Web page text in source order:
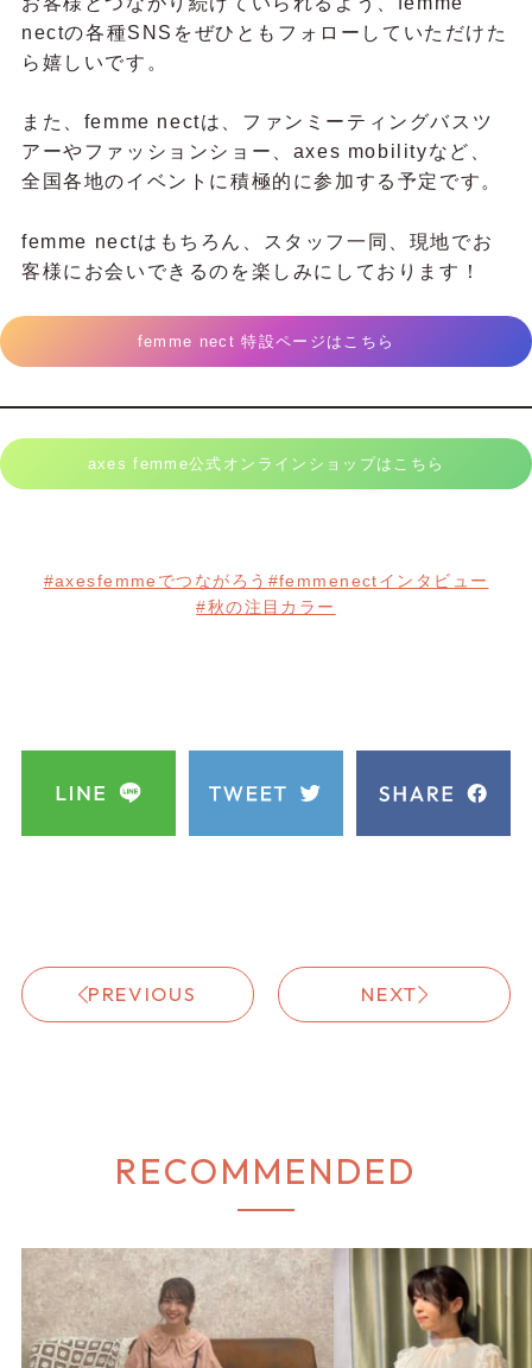
nectの各種SNSをぜひともフォローしていただけた
ら嬉しいです。
また、femme nectは、ファンミーティングバスツ
アーやファッションショー、axes mobilityなど、
全国各地のイベントに積極的に参加する予定です。
femme nectはもちろん、スタッフ一同、現地でお
客様にお会いできるのを楽しみにしております！
femme nect 特設ページはこちら
axes femme公式オンラインショップはこちら
#axesfemmeでつながろう #femmenectインタビュー
#秋の注目カラー
PREVIOUS NEXT
RECOMMENDED